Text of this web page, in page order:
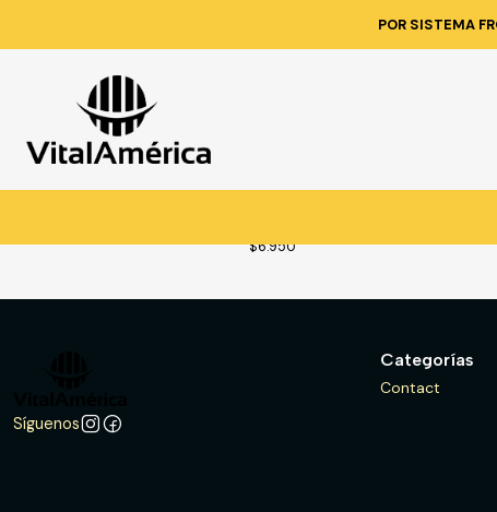
POR SISTEMA
$6.950
Síguenos
Categorías
Contact